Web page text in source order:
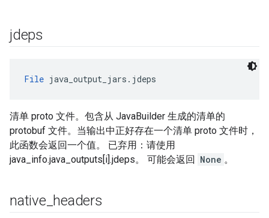
jdeps
File java_output_jars.jdeps
清单 proto 文件。包含从 JavaBuilder 生成的清单的
protobuf 文件。当输出中正好存在一个清单 proto 文件时，
此函数会返回一个值。 已弃用：请使用
java_info.java_outputs[i].jdeps。 可能会返回 None 。
native headers